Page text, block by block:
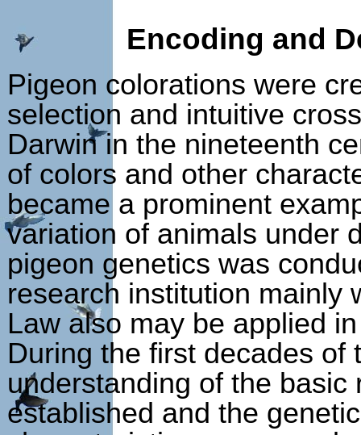
Encoding and
Pigeon colorations were
selection and intuitive
Darwin in the nineteenth
of colors and other
became a prominent
variation of animals under
pigeon genetics was
research institution mainly
Law also may be applied
During the first decades
understanding of the
established and the